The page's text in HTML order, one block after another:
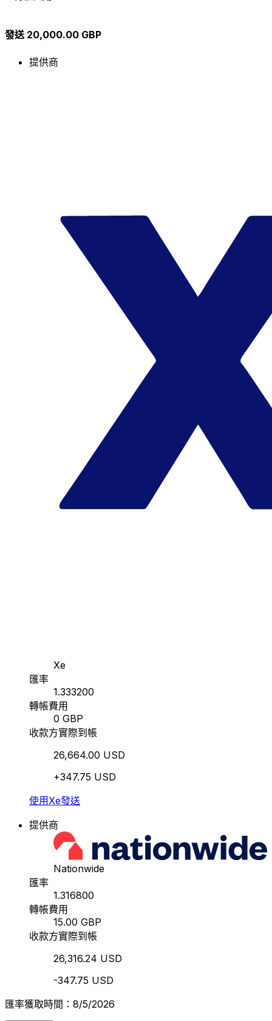
發送 20,000.00 GBP
提供商
Xe
匯率
1.333200
轉帳費用
0 GBP
收款方實際到帳
26,664.00 USD
+347.75 USD
使用Xe發送
提供商
Nationwide
匯率
1.316800
轉帳費用
15.00 GBP
收款方實際到帳
26,316.24 USD
-347.75 USD
匯率獲取時間：8/5/2026